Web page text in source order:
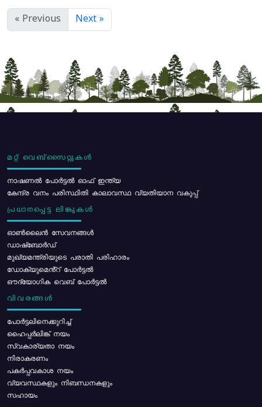
« Previous Next »
മറ്റ് വെബ്സൈറ്റുകൾ
നാഷണൽ പോർട്ടൽ ഓഫ് ഇന്ത്യ
കേന്ദ്ര വനം പരിസ്ഥിതി കാലാവസ്ഥ വ്യതിയാന വകുപ്പ്
പ്രധാനപ്പെട്ട ലിങ്കുകൾ
ഓൺലൈൻ സേവനങ്ങൾ
ഡാഷ്ബോർഡ്
മുഖ്യമന്ത്രിയുടെ പരാതി പരിഹാരം
ഡോക്യുമെൻ്റ് പോർട്ടൽ
ഔദ്യോഗിക വെബ് പോർട്ടൽ
വിവരങ്ങൾ
പോര്‍ട്ടലിനെക്കുറിച്ച്
ഹൈപ്പർലിങ്ക് നയം
സ്വകാര്യതാ നയം
നിരാകരണം
പകർപ്പവകാശ നയം
വ്യവസ്ഥകളും നിബന്ധനകളും
സഹായം